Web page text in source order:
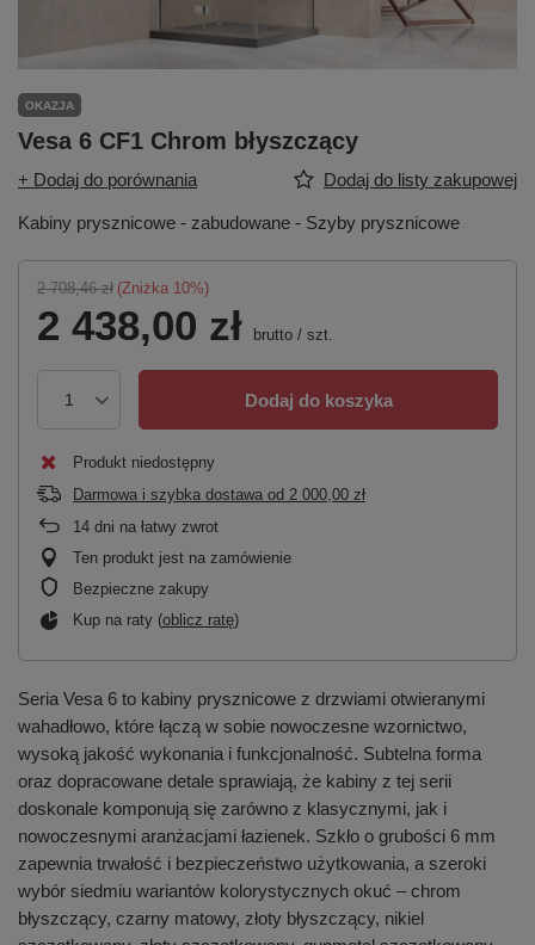
OKAZJA
Vesa 6 CF1 Chrom błyszczący
+ Dodaj do porównania Dodaj do listy zakupowej
Kabiny prysznicowe - zabudowane - Szyby prysznicowe
2 708,46 zł (Zniżka 10%)
2 438,00 zł brutto / szt.
Dodaj do koszyka
Produkt niedostępny
Darmowa i szybka dostawa od 2 000,00 zł
14 dni na łatwy zwrot
Ten produkt jest na zamówienie
Bezpieczne zakupy
Kup na raty (oblicz ratę)
Seria Vesa 6 to kabiny prysznicowe z drzwiami otwieranymi
wahadłowo, które łączą w sobie nowoczesne wzornictwo,
wysoką jakość wykonania i funkcjonalność. Subtelna forma
oraz dopracowane detale sprawiają, że kabiny z tej serii
doskonale komponują się zarówno z klasycznymi, jak i
nowoczesnymi aranżacjami łazienek. Szkło o grubości 6 mm
zapewnia trwałość i bezpieczeństwo użytkowania, a szeroki
wybór siedmiu wariantów kolorystycznych okuć – chrom
błyszczący, czarny matowy, złoty błyszczący, nikiel